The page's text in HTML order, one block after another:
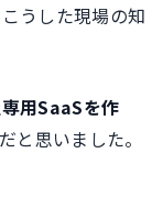
うした現場の知
用SaaSを作
だと思いました。